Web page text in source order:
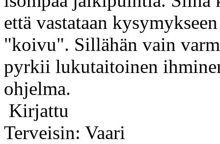
että vastataan
"koivu". Sillähän vain
pyrkii lukutaitoinen
ohjelma.
Kirjattu
Terveisin: Vaari